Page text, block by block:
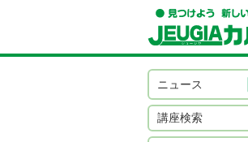
ニュース
講座検索